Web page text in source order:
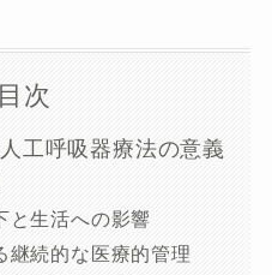
目次
工呼吸器療法の意義
と生活への影響
継続的な医療的管理